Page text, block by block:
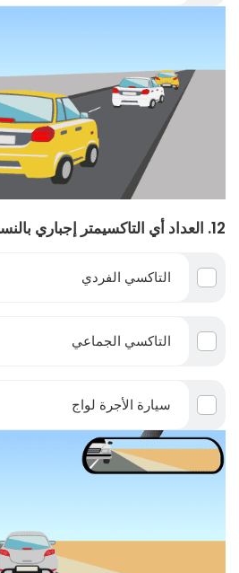
12. العداد أي التاكسيمتر إجباري بالنسبة إلى :
التاكسي الفردي
التاكسي الجماعي
سيارة الأجرة لواج